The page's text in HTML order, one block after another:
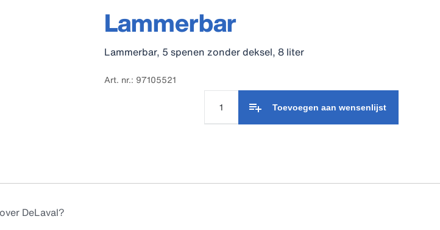
Lammerbar
Lammerbar, 5 spenen zonder deksel, 8 liter
Art. nr.: 97105521
Toevoegen aan wensenlijst
DeLaval?